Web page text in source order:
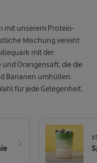
mit unserem Protein-
Mischung vereint
mit der
Orangensaft, die die
Bananen umhüllen.
für jede Gelegenheit.